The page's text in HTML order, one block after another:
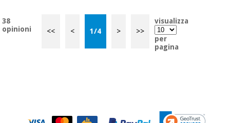
38
opinioni
<< < 1/4 > >>
visualizza
per
pagina